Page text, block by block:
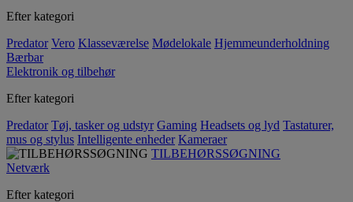
Efter kategori
Predator Vero Klasseværelse Mødelokale Hjemmeunderholdning
Bærbar
Elektronik og tilbehør
Efter kategori
Predator Tøj, tasker og udstyr Gaming Headsets og lyd Tastaturer,
mus og stylus Intelligente enheder Kameraer
TILBEHØRSSØGNING
Netværk
Efter kategori